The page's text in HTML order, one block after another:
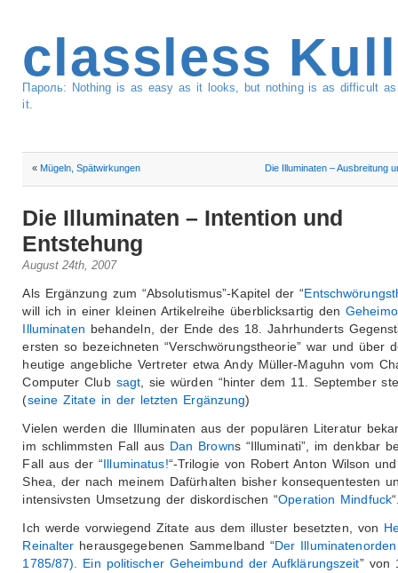
classless
Пароль: Nothing is as easy as it looks, but nothing is as difficult
it.
«Mügeln, Spätwirkungen Die Illuminaten – Ausbreitung
Die Illuminaten – Intention und
Entstehung
August 24th, 2007
Als Ergänzung zum “Absolutismus”-Kapitel der “
will ich in einer kleinen Artikelreihe überblicksartig den
Illuminaten behandeln, der Ende des 18. Jahrhunderts
ersten so bezeichneten “Verschwörungstheorie” war und über
heutige angebliche Vertreter etwa Andy Müller-Maguhn vom
Computer Club sagt , sie würden “hinter dem 11. September
(seine Zitate in der letzten Ergänzung)
Vielen werden die Illuminaten aus der populären Literatur
im schlimmsten Fall aus Dan Browns “Illuminati”, im denkbar
Fall aus der “Illuminatus!“-Trilogie von Robert Anton Wilson
Shea, der nach meinem Dafürhalten bisher konsequentesten
intensivsten Umsetzung der diskordischen “Operation Mindfuck
Ich werde vorwiegend Zitate aus dem illuster besetzten, von
Reinalter herausgegebenen Sammelband “Der
1785/87). Ein politischer Geheimbund der Aufklärungszeit” von